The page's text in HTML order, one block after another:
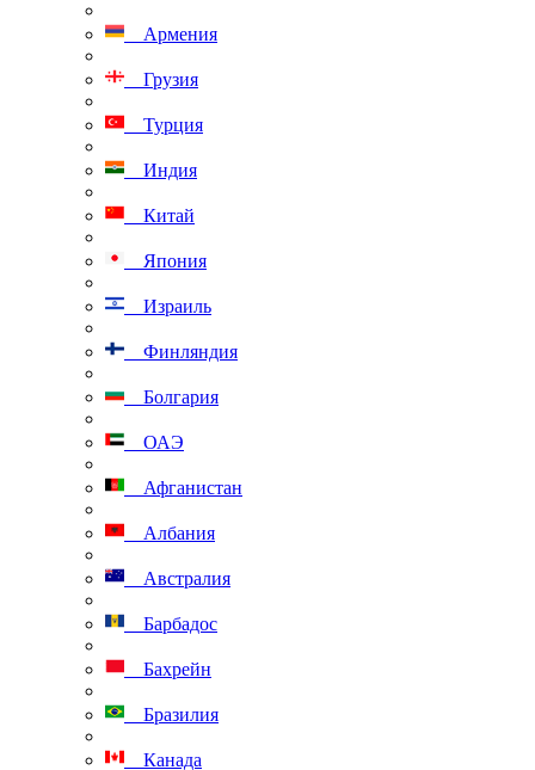
Армения
Грузия
Турция
Индия
Китай
Япония
Израиль
Финляндия
Болгария
ОАЭ
Афганистан
Албания
Австралия
Барбадос
Бахрейн
Бразилия
Канада